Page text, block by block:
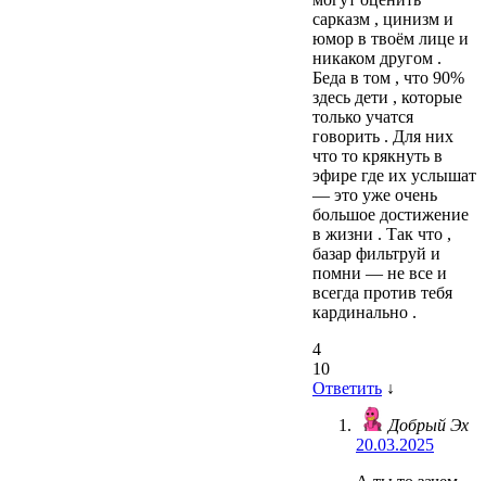
сарказм , цинизм и
юмор в твоём лице и
никаком другом .
Беда в том , что 90%
здесь дети , которые
только учатся
говорить . Для них
что то крякнуть в
эфире где их услышат
— это уже очень
большое достижение
в жизни . Так что ,
базар фильтруй и
помни — не все и
всегда против тебя
кардинально .
4
10
Ответить ↓
Добрый Эх
20.03.2025